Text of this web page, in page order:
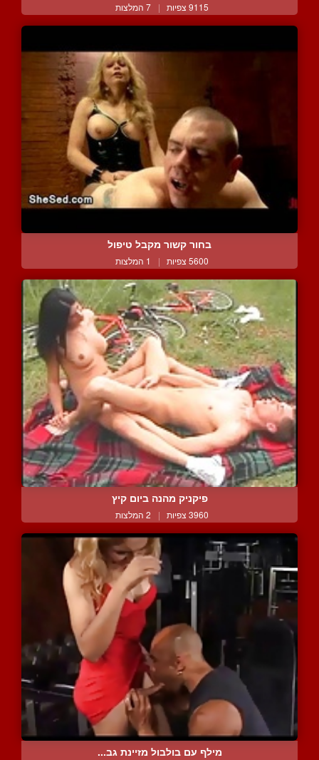
9115 צפיות | 7 המלצות
בחור קשור מקבל טיפול
5600 צפיות | 1 המלצות
פיקניק מהנה ביום קיץ
3960 צפיות | 2 המלצות
מילף עם בולבול מזיינת גב...